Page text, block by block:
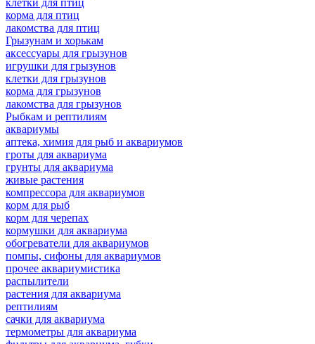
клетки для птиц
корма для птиц
лакомства для птиц
Грызунам и хорькам
аксессуары для грызунов
игрушки для грызунов
клетки для грызунов
корма для грызунов
лакомства для грызунов
Рыбкам и рептилиям
аквариумы
аптека, химия для рыб и аквариумов
гроты для аквариума
грунты для аквариума
живые растения
компрессора для аквариумов
корм для рыб
корм для черепах
кормушки для аквариума
обогреватели для аквариумов
помпы, сифоны для аквариумов
прочее аквариумистика
распылители
растения для аквариума
рептилиям
сачки для аквариума
термометры для аквариума